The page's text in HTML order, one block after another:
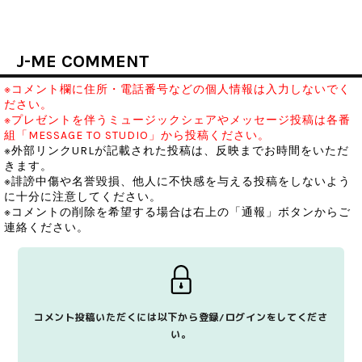
J-ME COMMENT
※コメント欄に住所・電話番号などの個人情報は入力しないでく
ださい。
※プレゼントを伴うミュージックシェアやメッセージ投稿は各番
組「MESSAGE TO STUDIO」から投稿ください。
※外部リンクURLが記載された投稿は、反映までお時間をいただ
きます。
※誹謗中傷や名誉毀損、他人に不快感を与える投稿をしないよう
に十分に注意してください。
※コメントの削除を希望する場合は右上の「通報」ボタンからご
連絡ください。
コメント投稿いただくには以下から登録/ログインをしてくださ
い。